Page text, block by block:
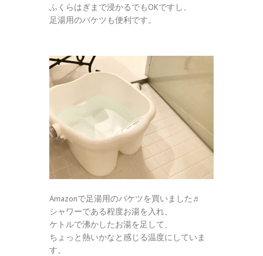
ふくらはぎまで浸かるでもOKですし、
足湯用のバケツも便利です。
Amazonで足湯用のバケツを買いました♬
シャワーである程度お湯を入れ、
ケトルで沸かしたお湯を足して、
ちょっと熱いかなと感じる温度にしていま
す。